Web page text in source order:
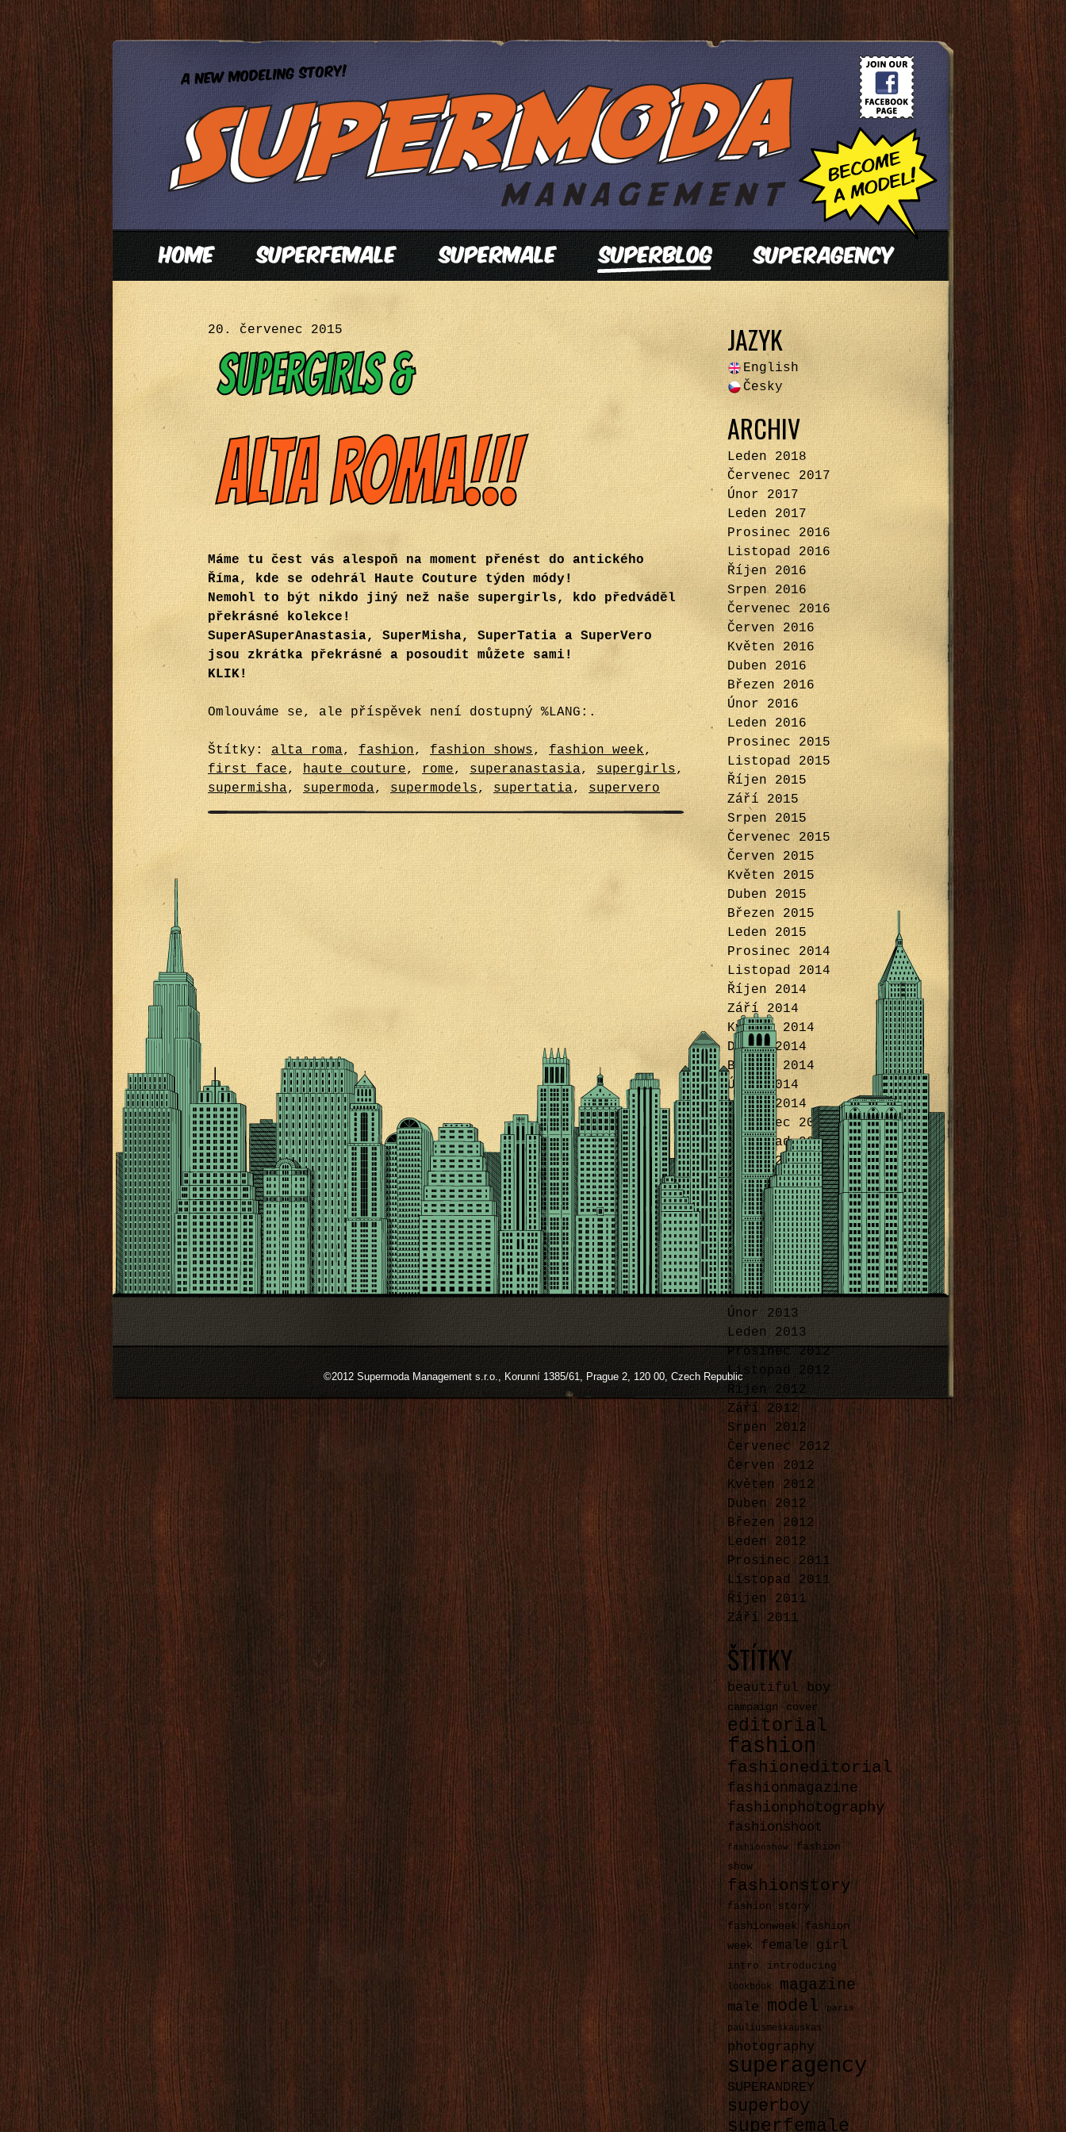
20. červenec 2015
Máme tu čest vás alespoň na moment přenést do antického
Říma, kde se odehrál Haute Couture týden módy!
Nemohl to být nikdo jiný než naše supergirls, kdo předváděl
překrásné kolekce!
SuperASuperAnastasia, SuperMisha, SuperTatia a SuperVero
jsou zkrátka překrásné a posoudit můžete sami!
KLIK!
Omlouváme se, ale příspěvek není dostupný %LANG:.
Štítky: alta roma, fashion, fashion shows, fashion week,
first face, haute couture, rome, superanastasia, supergirls,
supermisha, supermoda, supermodels, supertatia, supervero
JAZYK
English
Česky
ARCHIV
Leden 2018
Červenec 2017
Únor 2017
Leden 2017
Prosinec 2016
Listopad 2016
Říjen 2016
Srpen 2016
Červenec 2016
Červen 2016
Květen 2016
Duben 2016
Březen 2016
Únor 2016
Leden 2016
Prosinec 2015
Listopad 2015
Říjen 2015
Září 2015
Srpen 2015
Červenec 2015
Červen 2015
Květen 2015
Duben 2015
Březen 2015
Leden 2015
Prosinec 2014
Listopad 2014
Říjen 2014
Září 2014
Květen 2014
Duben 2014
Březen 2014
Únor 2014
Leden 2014
Prosinec 2013
Listopad 2013
Říjen 2013
Září 2013
Srpen 2013
Červenec 2013
Červen 2013
Květen 2013
Duben 2013
Březen 2013
Únor 2013
Leden 2013
Prosinec 2012
Listopad 2012
Říjen 2012
Září 2012
Srpen 2012
Červenec 2012
Červen 2012
Květen 2012
Duben 2012
Březen 2012
Leden 2012
Prosinec 2011
Listopad 2011
Říjen 2011
Září 2011
ŠTÍTKY
beautiful boy
campaign cover
editorial
fashion
fashioneditorial
fashionmagazine
fashionphotography
fashionshoot
fashionshow
fashion
show
fashionstory
fashion story
fashionweek
fashion
week
female girl
intro
introducing
lookbook
magazine
male model paris
pauliusmeskauskas
photography
superagency
SUPERANDREY
superboy
superfemale
©2012 Supermoda Management s.r.o., Korunní 1385/61, Prague 2, 120 00, Czech Republic